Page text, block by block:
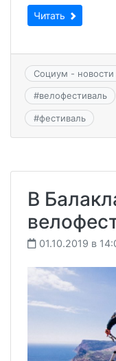
Читать
Социум - новости
#велофестиваль
#фестиваль
В
01.10.2019 в